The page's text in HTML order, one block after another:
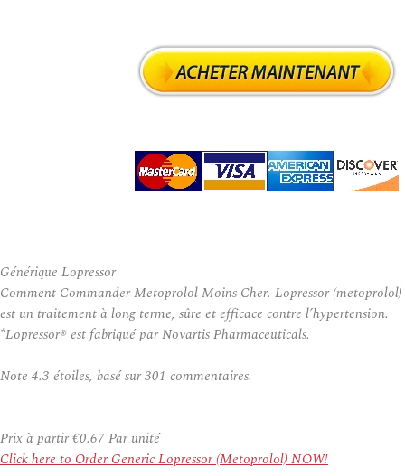
Générique Lopressor
Comment Commander Metoprolol Moins Cher. Lopressor (metoprolol)
est un traitement à long terme, sûre et efficace contre l’hypertension.
*Lopressor® est fabriqué par Novartis Pharmaceuticals.
Note 4.3 étoiles, basé sur301 commentaires.
Prix à partir€0.67Par unité
Click here to Order Generic Lopressor (Metoprolol) NOW!